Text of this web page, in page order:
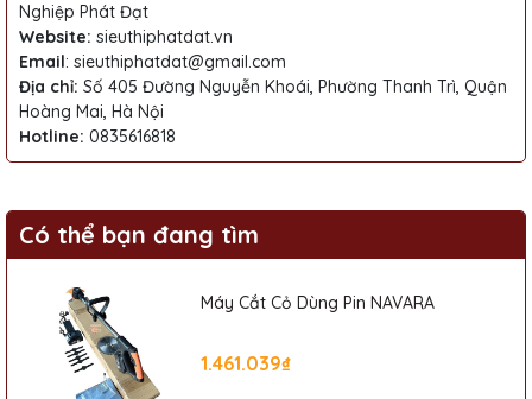
Nghiệp Phát Đạt
Website: sieuthiphatdat.vn
Email: sieuthiphatdat@gmail.com
Địa chỉ: Số 405 Đường Nguyễn Khoái, Phường Thanh Trì, Quận
Hoàng Mai, Hà Nội
Hotline: 0835616818
Có thể bạn đang tìm
Máy Cắt Cỏ Dùng Pin NAVARA
1.461.039₫